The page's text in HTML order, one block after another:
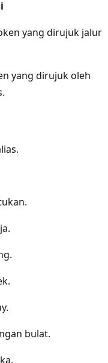
yang dirujuk jalur
yang dirujuk oleh
bulat.